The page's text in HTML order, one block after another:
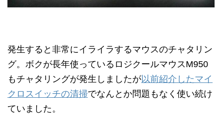
発生すると非常にイライラするマウスのチャタリン
グ。ボクが長年使っているロジクールマウスM950
もチャタリングが発生しましたが以前紹介したマイ
クロスイッチの清掃でなんとか問題もなく使い続け
ていました。